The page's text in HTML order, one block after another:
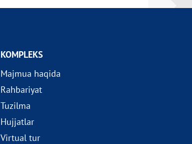
KOMPLEKS
Majmua haqida
Rahbariyat
Tuzilma
Hujjatlar
Virtual tur